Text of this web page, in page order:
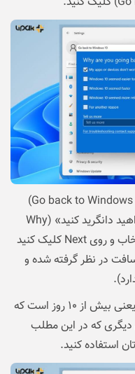
اکنون صفحه بازگشت به ویندوز 10 (Go back to Windows 10)
باید ظاهر شود. در قسمت «چرا می خواهید دانگرید کنید» (Why
are you going back)، یک دلیل را انتخاب و روی Next کلیک کنید
در نظر گرفته شده و
اگر این پنجره برای شما باز نشد، یعنی بیش از ۱۰ روز است که
روش دیگری که در این مطلب
استفاده کنید.